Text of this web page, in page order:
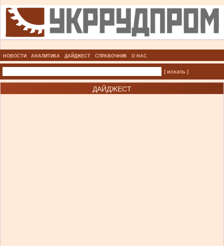
НОВОСТИ АНАЛИТИКА ДАЙДЖЕСТ СПРАВОЧНИК О НАС
| искать |
ДАЙДЖЕСТ